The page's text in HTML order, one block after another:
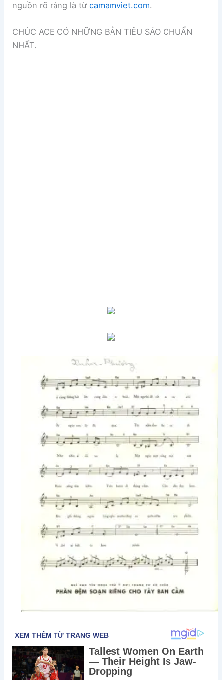
nguồn rõ ràng là từcamamviet.com.
CHÚC ACE CÓ NHỮNG BẢN TIÊU SÁO CHUẨN
NHẤT.